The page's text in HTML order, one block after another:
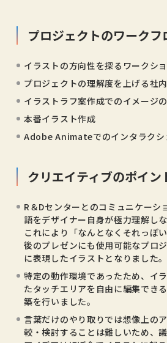
プロジェクトのワークフ
イラストの方向性を探るワークシ
プロジェクトの理解度を上げる社
イラストラフ案作成でのイメージ
本番イラスト作成
Adobe Animateでのインタラクシ
クリエイティブのポイン
R＆Dセンターとのコミュニケーシ
語をデザイナー自身が極力理解し
これにより「なんとなくそれっぽ
後のプレゼンにも使用可能なプロ
に表現したイラストとなりました。
特定の動作環境であったため、イ
たタッチエリアを自由に編集で
築を行いました。
言葉だけのやり取りでは想像上の
較・検討することは難しいため、